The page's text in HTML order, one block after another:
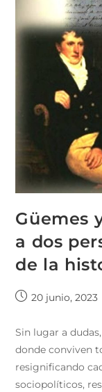
Güemes
a dos
de la
20 junio, 2023
Sin lugar a
donde conviven
resignificando
sociopolíticos,